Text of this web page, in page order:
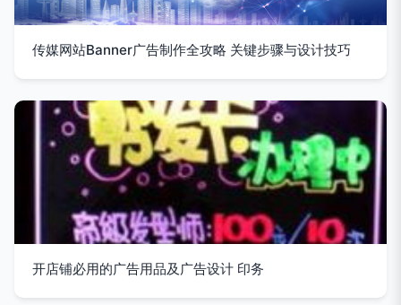
传媒网站Banner广告制作全攻略 关键步骤与设计技巧
开店铺必用的广告用品及广告设计 印务